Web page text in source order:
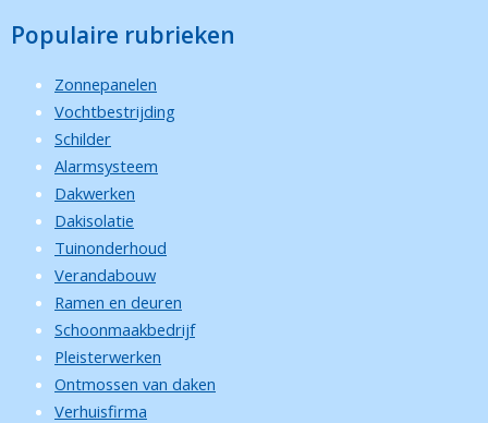
Populaire rubrieken
Zonnepanelen
Vochtbestrijding
Schilder
Alarmsysteem
Dakwerken
Dakisolatie
Tuinonderhoud
Verandabouw
Ramen en deuren
Schoonmaakbedrijf
Pleisterwerken
Ontmossen van daken
Verhuisfirma